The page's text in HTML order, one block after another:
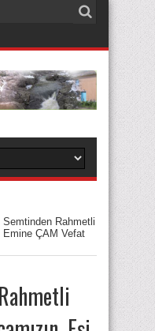
Semtinden Rahmetli
Emine ÇAM Vefat